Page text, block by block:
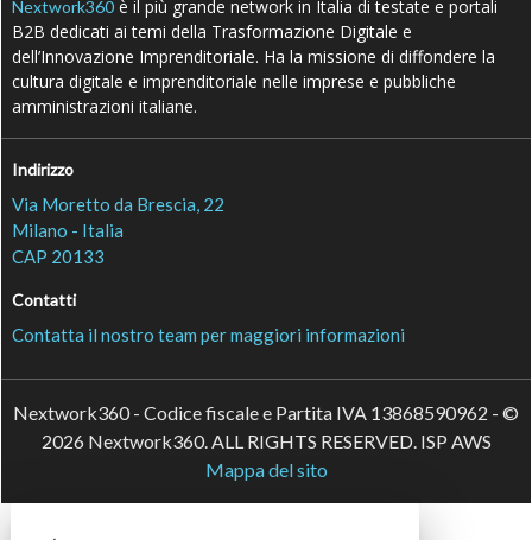
Nextwork360 è il più grande network in Italia di testate e portali
B2B dedicati ai temi della Trasformazione Digitale e
dell’Innovazione Imprenditoriale. Ha la missione di diffondere la
cultura digitale e imprenditoriale nelle imprese e pubbliche
amministrazioni italiane.
Indirizzo
Via Moretto da Brescia, 22
Milano - Italia
CAP 20133
Contatti
Contatta il nostro team per maggiori informazioni
Nextwork360 - Codice fiscale e Partita IVA 13868590962 - ©
2026 Nextwork360. ALL RIGHTS RESERVED. ISP AWS
Mappa del sito